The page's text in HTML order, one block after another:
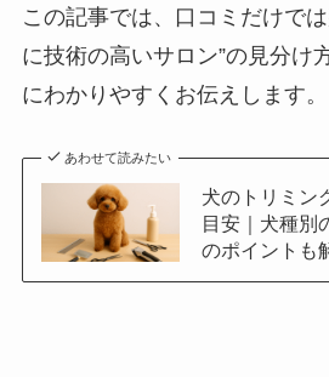
この記事では、口コミだけで
に技術の高いサロン”の見分け
にわかりやすくお伝えします。
あわせて読みたい
犬のトリミン
目安｜犬種別
のポイントも